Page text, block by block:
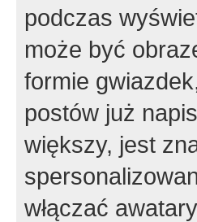
podczas
może być
formie
postów już
większy, jest
włączać